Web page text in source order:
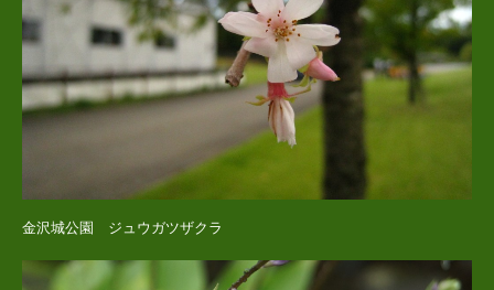
金沢城公園 ジュウガツザクラ